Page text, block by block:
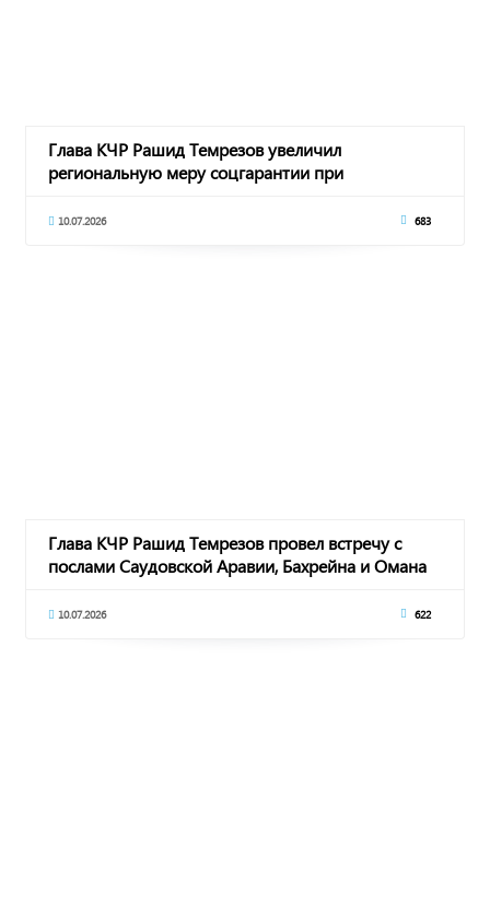
Глава КЧР Рашид Темрезов увеличил
региональную меру соцгарантии при
10.07.2026 683
Глава КЧР Рашид Темрезов провел встречу с
послами Саудовской Аравии, Бахрейна и Омана
10.07.2026 622